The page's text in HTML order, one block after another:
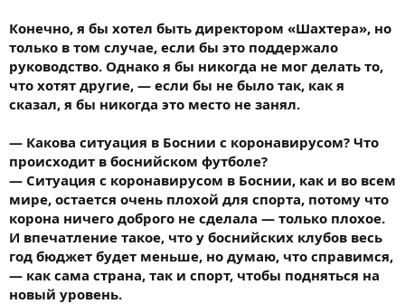
Конечно, я бы хотел быть директором «Шахтера», но
только в том случае, если бы это поддержало
руководство. Однако я бы никогда не мог делать то,
что хотят другие, — если бы не было так, как я
сказал, я бы никогда это место не занял.
— Какова ситуация в Боснии с коронавирусом? Что
происходит в боснийском футболе?
— Ситуация с коронавирусом в Боснии, как и во всем
мире, остается очень плохой для спорта, потому что
корона ничего доброго не сделала — только плохое.
И впечатление такое, что у боснийских клубов весь
год бюджет будет меньше, но думаю, что справимся,
— как сама страна, так и спорт, чтобы подняться на
новый уровень.